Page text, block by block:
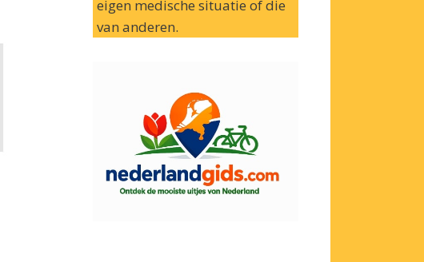
eigen medische situatie of die
van anderen.